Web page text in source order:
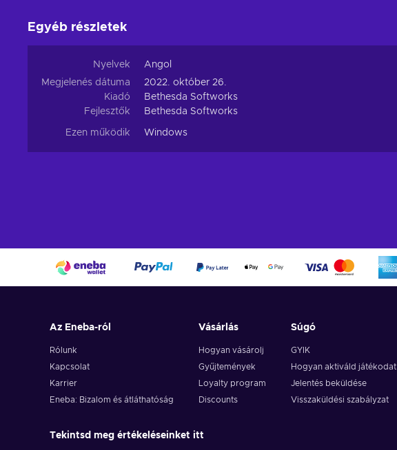
Egyéb részletek
Nyelvek
Angol
Megjelenés dátuma
2022. október 26.
Kiadó
Bethesda Softworks
Fejlesztők
Bethesda Softworks
Ezen működik Windows
Az Eneba-ról
Rólunk
Kapcsolat
Karrier
Eneba: Bizalom és átláthatóság
Vásárlás
Hogyan vásárolj
Gyűjtemények
Loyalty program
Discounts
Súgó
GYIK
Hogyan aktiváld játékodat
Jelentés beküldése
Visszaküldési szabályzat
Tekintsd meg értékeléseinket itt